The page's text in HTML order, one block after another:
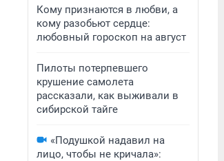
Кому признаются в любви, а
кому разобьют сердце:
любовный гороскоп на август
Пилоты потерпевшего
крушение самолета
рассказали, как выживали в
сибирской тайге
«Подушкой надавил на
лицо, чтобы не кричала»: